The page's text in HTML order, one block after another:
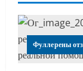
Фуллерены